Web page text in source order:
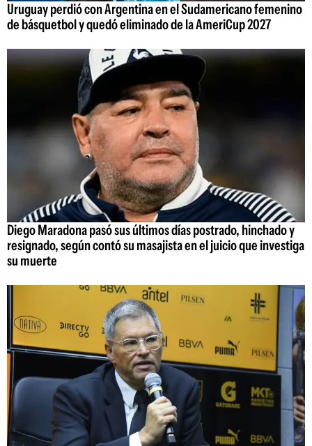
Uruguay perdió con Argentina en el Sudamericano femenino
de básquetbol y quedó eliminado de la AmeriCup 2027
Diego Maradona pasó sus últimos días postrado, hinchado y
resignado, según contó su masajista en el juicio que investiga
su muerte